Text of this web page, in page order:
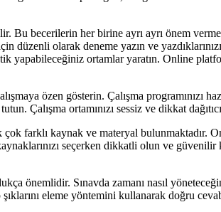
becerilerin her birine ayrı ayrı önem
olarak deneme yazın ve
ortamlar yaratın. Online
özen gösterin. Çalışma programınızı
Çalışma ortamınızı sessiz ve dikkat dağıtıcı
çok farklı kaynak ve materyal bulunmaktadır.
seçerken dikkatli olun ve
önemlidir. Sınavda zamanı nasıl
eleme yöntemini kullanarak doğru cevaba